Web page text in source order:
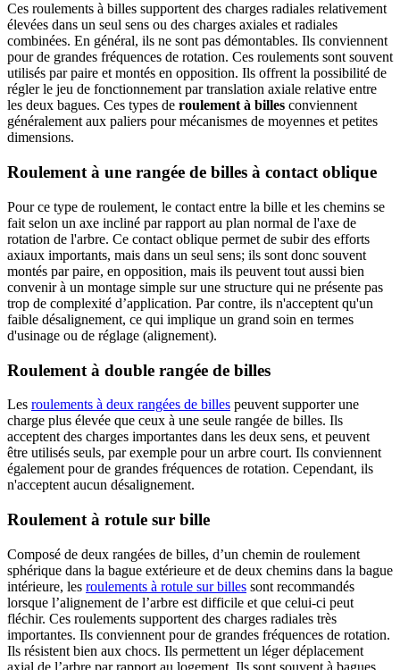
Ces roulements à billes supportent des charges radiales relativement
élevées dans un seul sens ou des charges axiales et radiales
combinées. En général, ils ne sont pas démontables. Ils conviennent
pour de grandes fréquences de rotation. Ces roulements sont souvent
utilisés par paire et montés en opposition. Ils offrent la possibilité de
régler le jeu de fonctionnement par translation axiale relative entre
les deux bagues. Ces types de roulement à billes conviennent
généralement aux paliers pour mécanismes de moyennes et petites
dimensions.
Roulement à une rangée de billes à contact oblique
Pour ce type de roulement, le contact entre la bille et les chemins se
fait selon un axe incliné par rapport au plan normal de l'axe de
rotation de l'arbre. Ce contact oblique permet de subir des efforts
axiaux importants, mais dans un seul sens; ils sont donc souvent
montés par paire, en opposition, mais ils peuvent tout aussi bien
convenir à un montage simple sur une structure qui ne présente pas
trop de complexité d’application. Par contre, ils n'acceptent qu'un
faible désalignement, ce qui implique un grand soin en termes
d'usinage ou de réglage (alignement).
Roulement à double rangée de billes
Les roulements à deux rangées de billes peuvent supporter une
charge plus élevée que ceux à une seule rangée de billes. Ils
acceptent des charges importantes dans les deux sens, et peuvent
être utilisés seuls, par exemple pour un arbre court. Ils conviennent
également pour de grandes fréquences de rotation. Cependant, ils
n'acceptent aucun désalignement.
Roulement à rotule sur bille
Composé de deux rangées de billes, d’un chemin de roulement
sphérique dans la bague extérieure et de deux chemins dans la bague
intérieure, les roulements à rotule sur billes sont recommandés
lorsque l’alignement de l’arbre est difficile et que celui-ci peut
fléchir. Ces roulements supportent des charges radiales très
importantes. Ils conviennent pour de grandes fréquences de rotation.
Ils résistent bien aux chocs. Ils permettent un léger déplacement
axial de l’arbre par rapport au logement. Ils sont souvent à bagues